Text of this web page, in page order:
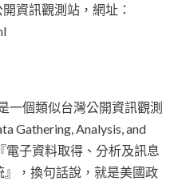
資訊觀測站，網址：
一個類似台灣公開資訊觀測
Gathering, Analysis, and
電子資料取得、分析及訊息
，換句話說，就是美國政